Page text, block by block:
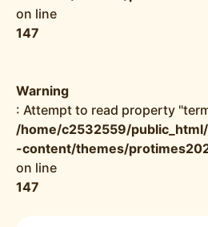
on line
147
Warning
: Attempt to read property
/home/c2532559/
-content/themes/
on line
147